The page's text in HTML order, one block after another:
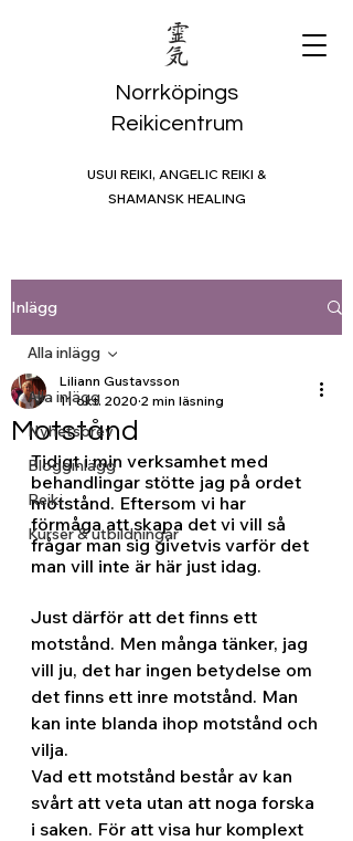
USUI REIKI, ANGELIC REIKI &
SHAMANSK HEALING
Norrköpings
Reikicentrum
Inlägg
Alla inlägg
Nyhetsbrev
Blogginlägg
Reiki
Kurser & utbildningar
Alla inlägg
Motstånd
Liliann Gustavsson
11 okt. 2020 2 min läsning
Tidigt i min verksamhet med
behandlingar stötte jag på ordet
motstånd. Eftersom vi har
förmåga att skapa det vi vill så
frågar man sig givetvis varför det
man vill inte är här just idag.
Just därför att det finns ett
motstånd. Men många tänker, jag
vill ju, det har ingen betydelse om
det finns ett inre motstånd. Man
kan inte blanda ihop motstånd och
vilja.
Vad ett motstånd består av kan
svårt att veta utan att noga forska
i saken. För att visa hur komplext